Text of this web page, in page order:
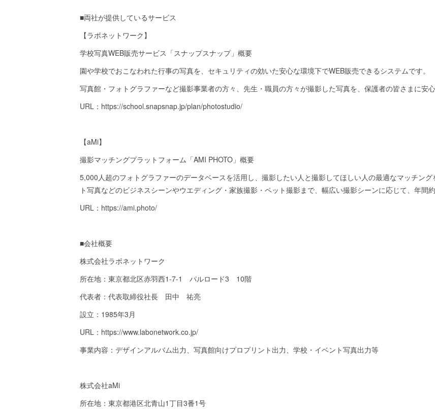
■両社が提供しているサービス
【ラボネットワーク】
学校写真WEB販売サービス「スナップスナップ」概要
園や学校でおこなわれた行事の写真を、セキュリティの効いた安心な環境下でWEB販売できるシステムです。
写真館・フォトグラファーなど撮影事業者の方々、先生・職員の方々が撮影した写真を、保護者の皆さまに安心
URL：https://school.snapsnap.jp/plan/photostudio/
【aMi】
撮影マッチングプラットフォーム「AMI PHOTO」概要
5,000人超のフォトグラファーのデータベースを活用し、撮影したい人と撮影してほしい人の最適なマッチン
ト写真などのビジネスシーンやウエディング・家族撮影・ペット撮影まで、幅広い撮影シーンに応じて、年間
URL：https://ami.photo/
■会社概要
株式会社ラボネットワーク
所在地：東京都北区赤羽西1‐7‐1 パルロード3 10階
代表者：代表取締役社長 田中 祐亮
設立：1985年3月
URL：https://www.labonetwork.co.jp/
事業内容：デザインアルバム出力、写真館向けプロプリント出力、学校・イベント写真出力等
株式会社aMi
所在地：東京都港区北青山1丁目3番1号